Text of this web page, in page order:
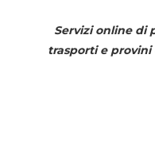
Servizi online di
trasporti e